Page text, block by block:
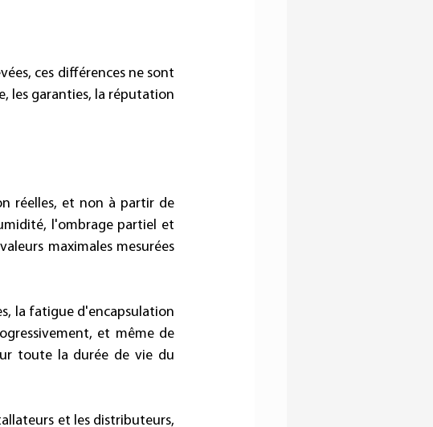
ces différences ne sont
les garanties, la réputation
réelles, et non à partir de
l'ombrage partiel et
maximales mesurées
la fatigue d'encapsulation
et même de
toute la durée de vie du
et les distributeurs,